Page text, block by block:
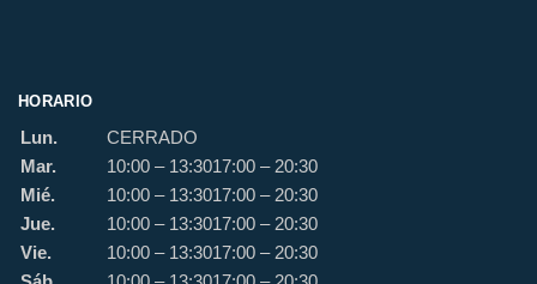
HORARIO
Lun.
CERRADO
Mar.
10:00 – 13:3017:00 – 20:30
Mié.
10:00 – 13:3017:00 – 20:30
Jue.
10:00 – 13:3017:00 – 20:30
Vie.
10:00 – 13:3017:00 – 20:30